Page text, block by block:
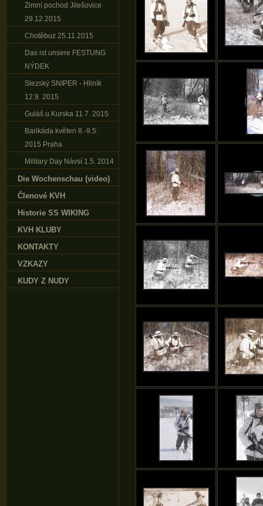
Zimní pochod Jilešovice
29.12.2015
Chotěbuz 25.11.2015
Das ist unsere FESTUNG
NÝDEK
Slezský SNIPER - Hliník
12.9. 2015
Guláš u Kurska 11.7. 2015
Barikáda květen 8.-9.5.
2015 Praha
Military Day Návsí 1.5. 2014
Die Wochenschau (video)
Členové KVH
Historie SS WIKING
KVH KLUBY
KONTAKTY
VZKAZY
KUDY Z NUDY